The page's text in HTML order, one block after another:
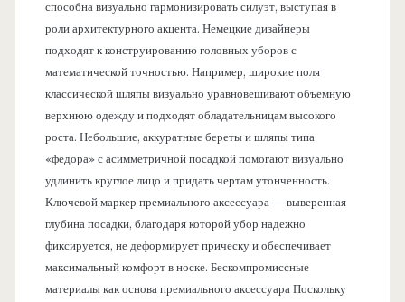
способна визуально гармонизировать силуэт, выступая в
роли архитектурного акцента. Немецкие дизайнеры
подходят к конструированию головных уборов с
математической точностью. Например, широкие поля
классической шляпы визуально уравновешивают объемную
верхнюю одежду и подходят обладательницам высокого
роста. Небольшие, аккуратные береты и шляпы типа
«федора» с асимметричной посадкой помогают визуально
удлинить круглое лицо и придать чертам утонченность.
Ключевой маркер премиального аксессуара — выверенная
глубина посадки, благодаря которой убор надежно
фиксируется, не деформирует прическу и обеспечивает
максимальный комфорт в носке. Бескомпромиссные
материалы как основа премиального аксессуара Поскольку